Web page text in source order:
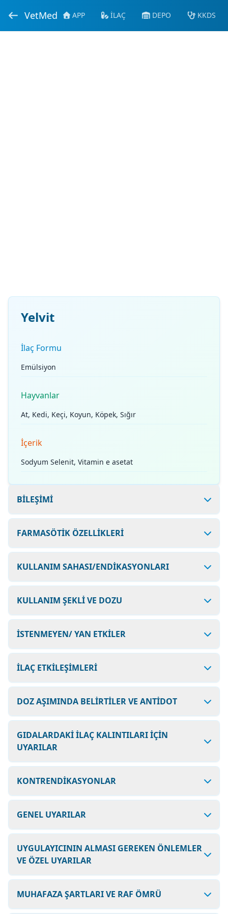
VetMed APP İLAÇ DEPO KKDS
Yelvit
İlaç Formu
Emülsiyon
Hayvanlar
At, Kedi, Keçi, Koyun, Köpek, Sığır
İçerik
Sodyum Selenit, Vitamin e asetat
BİLEŞİMİ
FARMASÖTİK ÖZELLİKLERİ
KULLANIM SAHASI/ENDİKASYONLARI
KULLANIM ŞEKLİ VE DOZU
İSTENMEYEN/ YAN ETKİLER
İLAÇ ETKİLEŞİMLERİ
DOZ AŞIMINDA BELİRTİLER VE ANTİDOT
GIDALARDAKİ İLAÇ KALINTILARI İÇİN
UYARILAR
KONTRENDİKASYONLAR
GENEL UYARILAR
UYGULAYICININ ALMASI GEREKEN ÖNLEMLER
VE ÖZEL UYARILAR
MUHAFAZA ŞARTLARI VE RAF ÖMRÜ